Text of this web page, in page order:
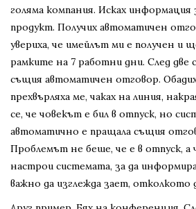
голяма компания. Исках
продукт. Получих автоматичен
увериха, че имейлът ми е получен и
рамките на 7 работни дни. След две
същия автоматичен отговор.
прехвърляха ме, чаках на линия,
се, че човекът е бил в отпуск, но
автоматично е пращала същия
Проблемът не беше, че е в отпуск, а
настрои системата, за да
важно да изглежда зает, отколкото